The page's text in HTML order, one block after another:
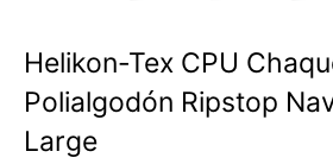
Helikon-Tex CPU
Polialgodón Ripstop
Large